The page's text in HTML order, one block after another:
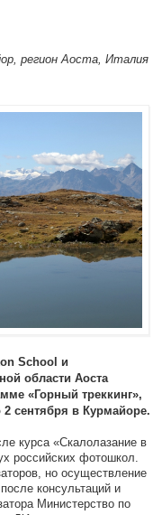
регион Аоста, Италия
School и
области Аоста
«Горный треккинг»,
2 сентября в Курмайоре.
курса «Скалолазание в
российских фотошкол.
но осуществление
консультаций и
Министерство по